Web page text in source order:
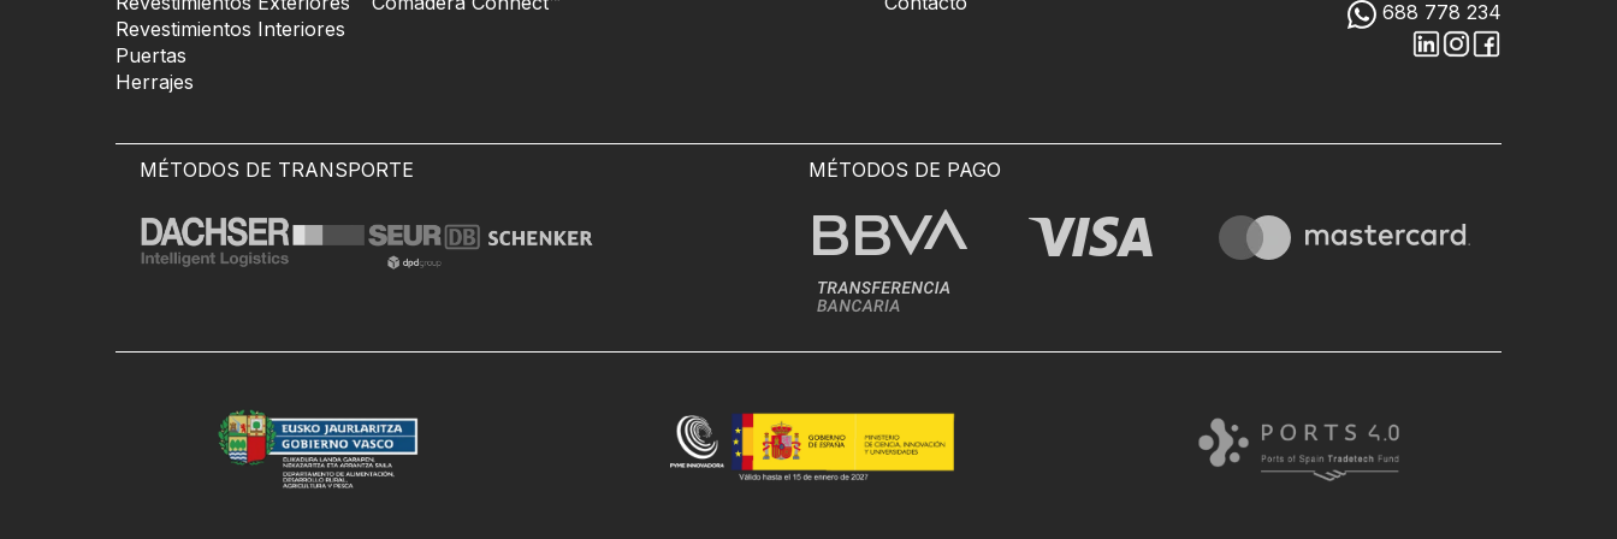
Revestimientos Interiores
Puertas
Herrajes
688 778 234
MÉTODOS DE TRANSPORTE MÉTODOS DE PAGO